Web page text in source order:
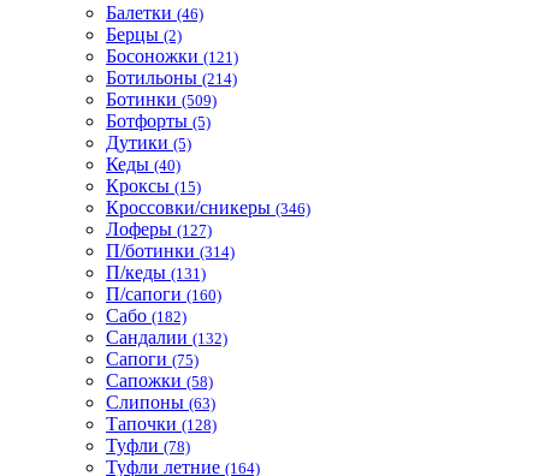
Балетки (46)
Берцы (2)
Босоножки (121)
Ботильоны (214)
Ботинки (509)
Ботфорты (5)
Дутики (5)
Кеды (40)
Кроксы (15)
Кроссовки/сникеры (346)
Лоферы (127)
П/ботинки (314)
П/кеды (131)
П/сапоги (160)
Сабо (182)
Сандалии (132)
Сапоги (75)
Сапожки (58)
Слипоны (63)
Тапочки (128)
Туфли (78)
Туфли летние (164)